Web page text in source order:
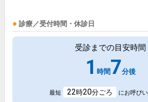
診療／受付時間・休診日
受診までの目安時間
1 時間7分後
最短 22時20分ごろ にお呼び